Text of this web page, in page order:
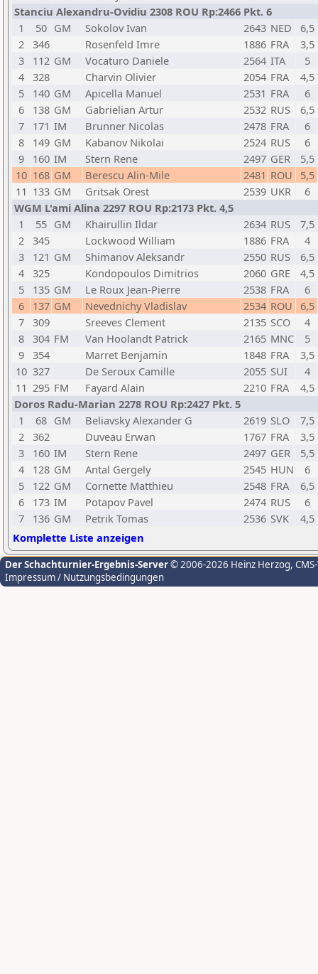
Stanciu Alexandru-Ovidiu 2308 ROU Rp:2466 Pkt. 6
1
50 GM Sokolov Ivan 2643 NED
6,5
2 346 Rosenfeld Imre 1886 FRA
3,5
3
112 GM Vocaturo Daniele 2564 ITA
5
4 328 Charvin Olivier 2054 FRA
4,5
5
140 GM Apicella Manuel 2531 FRA
6
6
138 GM Gabrielian Artur 2532 RUS
6,5
7
171 IM Brunner Nicolas 2478 FRA
6
8
149 GM Kabanov Nikolai 2524 RUS
6
9
160 IM Stern Rene 2497 GER
5,5
10 168 GM Berescu Alin-Mile 2481 ROU
5,5
11 133 GM Gritsak Orest 2539 UKR
6
WGM L'ami Alina 2297 ROU Rp:2173 Pkt. 4,5
1
55 GM Khairullin Ildar 2634 RUS
7,5
2 345 Lockwood William 1886 FRA
4
3
121 GM Shimanov Aleksandr 2550 RUS
6,5
4 325 Kondopoulos Dimitrios 2060 GRE
4,5
5
135 GM Le Roux Jean-Pierre 2538 FRA
6
6
137 GM Nevednichy Vladislav 2534 ROU 6,5
7 309 Sreeves Clement 2135 SCO
4
8 304 FM Van Hoolandt Patrick 2165 MNC
5
9 354 Marret Benjamin 1848 FRA
3,5
10 327 De Seroux Camille 2055 SUI
4
11 295 FM Fayard Alain 2210 FRA
4,5
Doros Radu-Marian 2278 ROU Rp:2427 Pkt. 5
1
68 GM Beliavsky Alexander G 2619 SLO
7,5
2 362 Duveau Erwan 1767 FRA
3,5
3
160 IM Stern Rene 2497 GER
5,5
4
128 GM Antal Gergely 2545 HUN
6
5
122 GM Cornette Matthieu 2548 FRA
6,5
6
173 IM Potapov Pavel 2474 RUS
6
7
136 GM Petrik Tomas 2536 SVK
4,5
Komplette Liste anzeigen
Der Schachturnier-Ergebnis-Server© 2006-2026 Heinz Herzog,
Impressum / Nutzungsbedingungen